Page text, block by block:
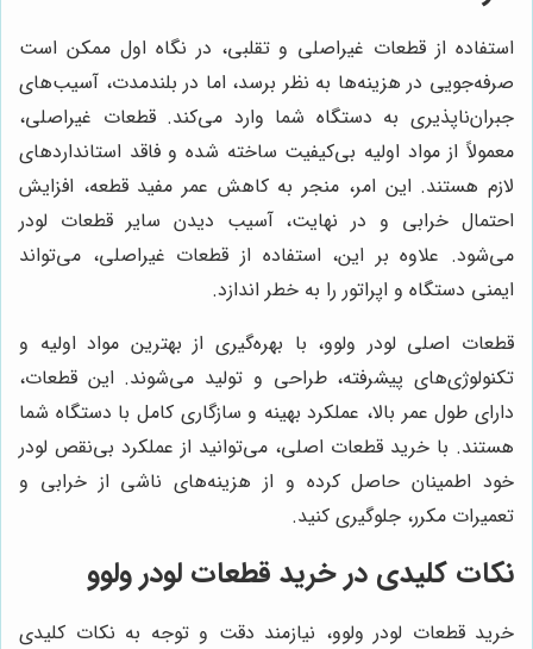
استفاده از قطعات غیراصلی و تقلبی، در نگاه اول ممکن است
صرفه‌جویی در هزینه‌ها به نظر برسد، اما در بلندمدت، آسیب‌های
جبران‌ناپذیری به دستگاه شما وارد می‌کند. قطعات غیراصلی،
معمولاً از مواد اولیه بی‌کیفیت ساخته شده و فاقد استانداردهای
لازم هستند. این امر، منجر به کاهش عمر مفید قطعه، افزایش
احتمال خرابی و در نهایت، آسیب دیدن سایر قطعات لودر
می‌شود. علاوه بر این، استفاده از قطعات غیراصلی، می‌تواند
ایمنی دستگاه و اپراتور را به خطر اندازد.
قطعات اصلی لودر ولوو، با بهره‌گیری از بهترین مواد اولیه و
تکنولوژی‌های پیشرفته، طراحی و تولید می‌شوند. این قطعات،
دارای طول عمر بالا، عملکرد بهینه و سازگاری کامل با دستگاه شما
هستند. با خرید قطعات اصلی، می‌توانید از عملکرد بی‌نقص لودر
خود اطمینان حاصل کرده و از هزینه‌های ناشی از خرابی و
تعمیرات مکرر، جلوگیری کنید.
نکات کلیدی در خرید قطعات لودر ولوو
خرید قطعات لودر ولوو، نیازمند دقت و توجه به نکات کلیدی